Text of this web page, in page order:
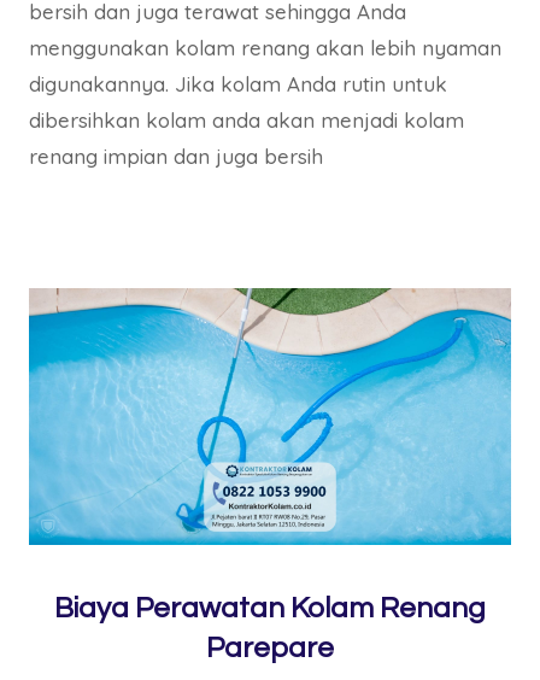
bersih dan juga terawat sehingga Anda
menggunakan kolam renang akan lebih nyaman
digunakannya. Jika kolam Anda rutin untuk
dibersihkan kolam anda akan menjadi kolam
renang impian dan juga bersih
Biaya Perawatan Kolam Renang
Parepare